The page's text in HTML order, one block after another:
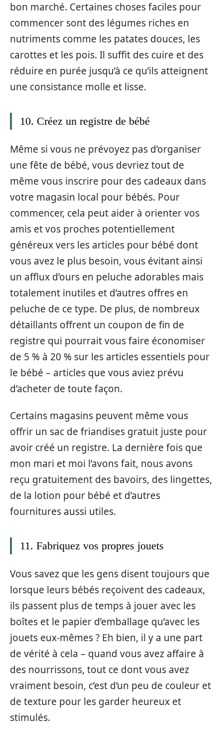
bon marché. Certaines choses faciles pour
commencer sont des légumes riches en
nutriments comme les patates douces, les
carottes et les pois. Il suffit des cuire et des
réduire en purée jusqu’à ce qu’ils atteignent
une consistance molle et lisse.
10. Créez un registre de bébé
Même si vous ne prévoyez pas d’organiser
une fête de bébé, vous devriez tout de
même vous inscrire pour des cadeaux dans
votre magasin local pour bébés. Pour
commencer, cela peut aider à orienter vos
amis et vos proches potentiellement
généreux vers les articles pour bébé dont
vous avez le plus besoin, vous évitant ainsi
un afflux d’ours en peluche adorables mais
totalement inutiles et d’autres offres en
peluche de ce type. De plus, de nombreux
détaillants offrent un coupon de fin de
registre qui pourrait vous faire économiser
de 5 % à 20 % sur les articles essentiels pour
le bébé – articles que vous aviez prévu
d’acheter de toute façon.
Certains magasins peuvent même vous
offrir un sac de friandises gratuit juste pour
avoir créé un registre. La dernière fois que
mon mari et moi l’avons fait, nous avons
reçu gratuitement des bavoirs, des lingettes,
de la lotion pour bébé et d’autres
fournitures aussi utiles.
11. Fabriquez vos propres jouets
Vous savez que les gens disent toujours que
lorsque leurs bébés reçoivent des cadeaux,
ils passent plus de temps à jouer avec les
boîtes et le papier d’emballage qu’avec les
jouets eux-mêmes ? Eh bien, il y a une part
de vérité à cela – quand vous avez affaire à
des nourrissons, tout ce dont vous avez
vraiment besoin, c’est d’un peu de couleur et
de texture pour les garder heureux et
stimulés.